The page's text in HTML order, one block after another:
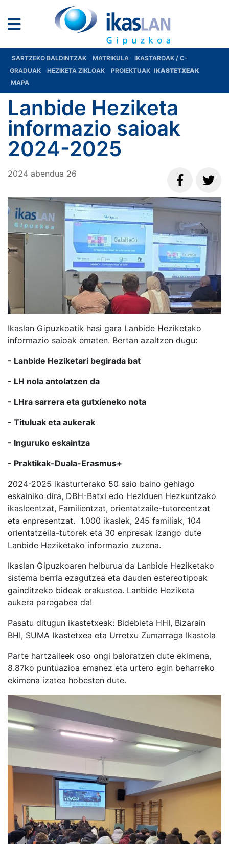
SARTZEKO BALDINTZAK MATRIKULA
IKASTAROAK / C-
GRADUAK
HEZIKETA ZIKLOAK PROIEKTUAK IKASTETXEAK
MAPA
Lanbide Heziketa
informazio saioak
2024-2025
2024 abendua 26
Ikaslan Gipuzkoatik hasi gara Lanbide Heziketako
informazio saioak ematen. Bertan azaltzen dugu:
- Lanbide Heziketari begirada bat
- LH nola antolatzen da
- LHra sarrera eta gutxieneko nota
- Tituluak eta aukerak
- Inguruko eskaintza
- Praktikak-Duala-Erasmus+
2024-2025 ikasturterako 50 saio baino gehiago
eskainiko dira, DBH-Batxi edo Hezlduen Hezkuntzako
ikasleentzat, Familientzat, orientatzaile-tutoreentzat
eta enpresentzat. 1.000 ikaslek, 245 familiak, 104
orientatzeila-tutorek eta 30 enpresak izango dute
Lanbide Heziketako informazio zuzena.
Ikaslan Gipuzkoaren helburua da Lanbide Heziketako
sistema berria ezagutzea eta dauden estereotipoak
gainditzeko bideak erakustea. Lanbide Heziketa
aukera paregabea da!
Pasatu ditugun ikastetxeak: Bidebieta HHI, Bizarain
BHI, SUMA Ikastetxea eta Urretxu Zumarraga Ikastola
Parte hartzaileek oso ongi baloratzen dute ekimena,
8.87ko puntuazioa emanez eta urtero egin beharreko
ekimena izatea hobesten dute.